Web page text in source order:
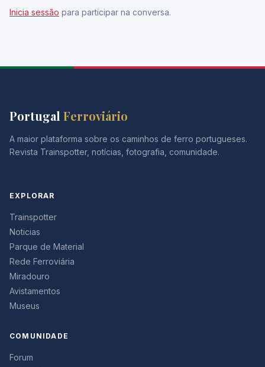
Inicia sessão para participar na conversa.
Portugal Ferroviário
A maior plataforma sobre os caminhos de ferro portugueses.
Revista Trainspotter, notícias, fotografia, comunidade.
EXPLORAR
Trainspotter
Noticias
Parque de Material
Rede Ferroviária
Miradouro
Avistamentos
Museus
COMUNIDADE
Forum